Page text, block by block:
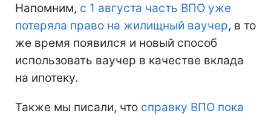
Напомним, с 1 августа часть ВПО уже
потеряла право на жилищный ваучер, в то
же время появился и новый способ
использовать ваучер в качестве вклада
на ипотеку.
Также мы писали, что справку ВПО пока